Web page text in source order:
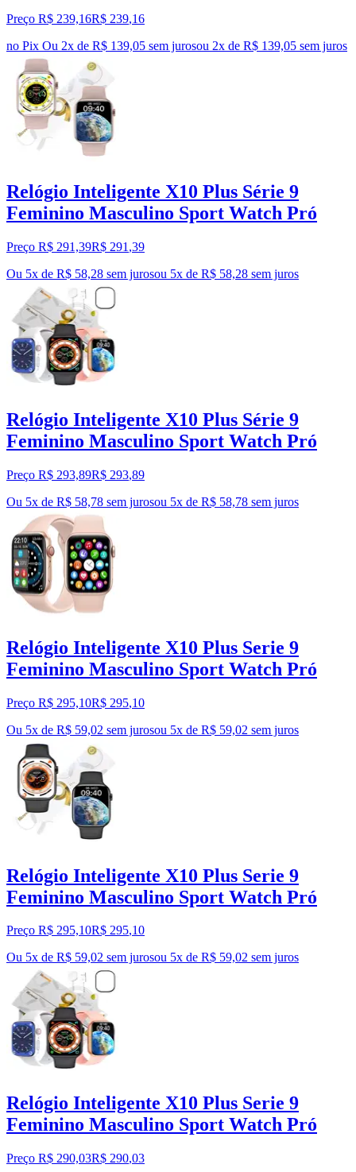
Preço R$ 239,16R$ 239,16
no Pix Ou 2x de R$ 139,05 sem jurosou 2x de R$ 139,05 sem juros
Relógio Inteligente X10 Plus Série 9
Feminino Masculino Sport Watch Pró
Preço R$ 291,39R$ 291 ,39
Ou 5x de R$ 58,28 sem jurosou 5x de R$ 58,28 sem juros
Relógio Inteligente X10 Plus Série 9
Feminino Masculino Sport Watch Pró
Preço R$ 293,89R$ 293,89
Ou 5x de R$ 58,78 sem jurosou 5x de R$ 58,78 sem juros
Relógio Inteligente X10 Plus Serie 9
Feminino Masculino Sport Watch Pró
Preço R$ 295,10R$ 295,10
Ou 5x de R$ 59,02 sem jurosou 5x de R$ 59,02 sem juros
Relógio Inteligente X10 Plus Serie 9
Feminino Masculino Sport Watch Pró
Preço R$ 295,10R$ 295,10
Ou 5x de R$ 59,02 sem jurosou 5x de R$ 59,02 sem juros
Relógio Inteligente X10 Plus Serie 9
Feminino Masculino Sport Watch Pró
Preço R$ 290,03R$ 290,03